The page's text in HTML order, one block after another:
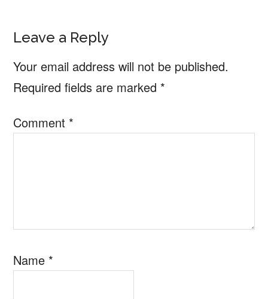
Reader
Interactions
Leave a Reply
Your email address will not be published.
Required fields are marked *
Comment *
Name *